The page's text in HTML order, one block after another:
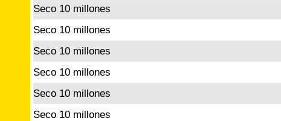
Seco 10 millones
Seco 10 millones
Seco 10 millones
Seco 10 millones
Seco 10 millones
Seco 10 millones